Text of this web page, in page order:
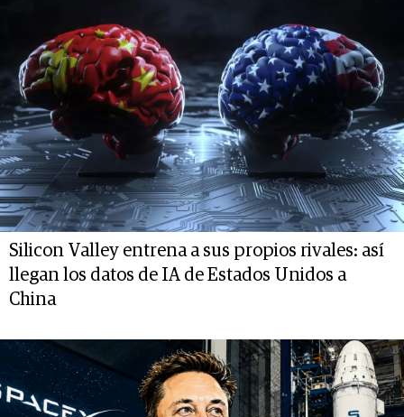
Silicon Valley entrena a sus propios rivales: así
llegan los datos de IA de Estados Unidos a
China